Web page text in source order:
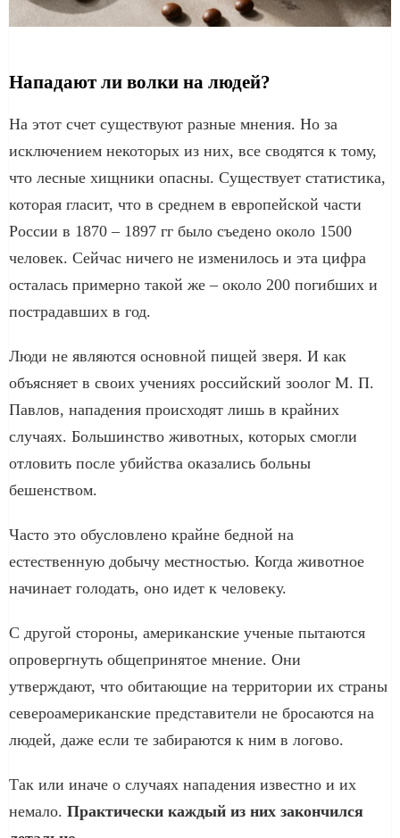
Нападают ли волки на людей?
На этот счет существуют разные мнения. Но за
исключением некоторых из них, все сводятся к тому,
что лесные хищники опасны. Существует статистика,
которая гласит, что в среднем в европейской части
России в 1870 – 1897 гг было съедено около 1500
человек. Сейчас ничего не изменилось и эта цифра
осталась примерно такой же – около 200 погибших и
пострадавших в год.
Люди не являются основной пищей зверя. И как
объясняет в своих учениях российский зоолог М. П.
Павлов, нападения происходят лишь в крайних
случаях. Большинство животных, которых смогли
отловить после убийства оказались больны
бешенством.
Часто это обусловлено крайне бедной на
естественную добычу местностью. Когда животное
начинает голодать, оно идет к человеку.
С другой стороны, американские ученые пытаются
опровергнуть общепринятое мнение. Они
утверждают, что обитающие на территории их страны
североамериканские представители не бросаются на
людей, даже если те забираются к ним в логово.
Так или иначе о случаях нападения известно и их
немало. Практически каждый из них закончился